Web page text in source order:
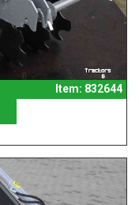
Item: 832644